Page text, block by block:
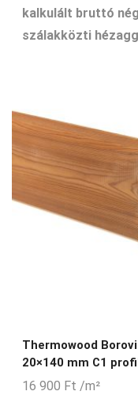
kalkulált bruttó
szálakközti
Thermowood
20×140 mm C1
16 900 Ft /m²